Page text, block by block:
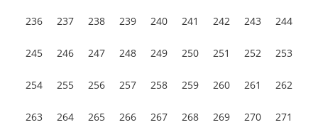
236 237 238 239 240 241 242 243 244
245 246 247 248 249 250 251 252 253
254 255 256 257 258 259 260 261 262
263 264 265 266 267 268 269 270 271